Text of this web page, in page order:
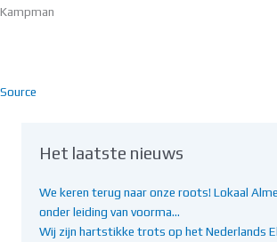
Kampman
Source
Het laatste nieuws
We keren terug naar onze roots! Lokaal
onder leiding van voorma…
Wij zijn hartstikke trots op het Nederlands